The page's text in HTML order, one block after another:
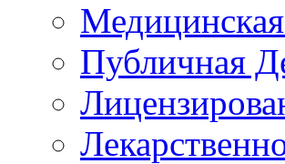
Публичная